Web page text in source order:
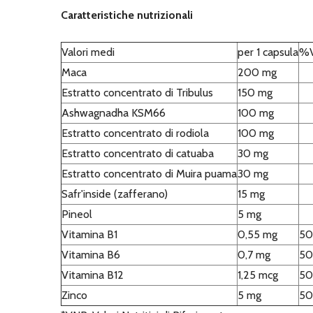
Caratteristiche nutrizionali
Valori medi per 1 capsula
Maca
200 mg
Estratto concentrato di Tribulus
150 mg
Ashwagnadha KSM66
100 mg
Estratto concentrato di rodiola
100 mg
Estratto concentrato di catuaba
30 mg
Estratto concentrato di Muira puama30 mg
Safr'inside (zafferano)
15 mg
Pineol
5 mg
Vitamina B1
0,55 mg
50
Vitamina B6
0,7 mg
50
Vitamina B12
1,25 mcg
50
Zinco
5 mg
50